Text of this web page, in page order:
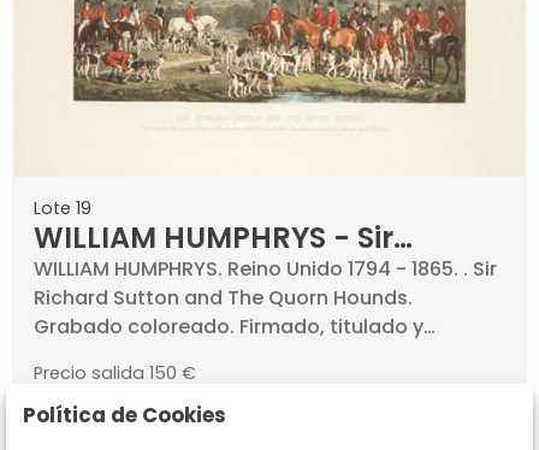
Lote 19
WILLIAM HUMPHRYS - Sir
Richard Sutton and The Quorn
Hounds
WILLIAM HUMPHRYS. Reino Unido 1794 - 1865. . Sir
Richard Sutton and The Quorn Hounds.
Grabado coloreado. Firmado, titulado y
Precio salida 150 €
Política de Cookies